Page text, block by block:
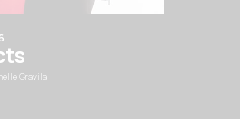
Gravila